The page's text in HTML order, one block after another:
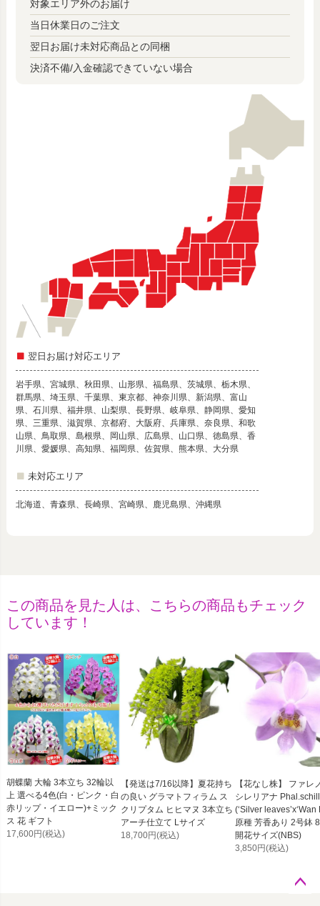
対象エリア外のお届け
当日休業日のご注文
翌日お届け未対応商品との同梱
決済不備/入金確認できていない場合
翌日お届け対応エリア
岩手県、宮城県、秋田県、山形県、福島県、茨城県、栃木県、
群馬県、埼玉県、千葉県、東京都、神奈川県、新潟県、富山
県、石川県、福井県、山梨県、長野県、岐阜県、静岡県、愛知
県、三重県、滋賀県、京都府、大阪府、兵庫県、奈良県、和歌
山県、鳥取県、島根県、岡山県、広島県、山口県、徳島県、香
川県、愛媛県、高知県、福岡県、佐賀県、熊本県、大分県
未対応エリア
北海道、青森県、長崎県、宮崎県、鹿児島県、沖縄県
この商品を見た人は、こちらの商品もチェック
しています！
胡蝶蘭 大輪 3本立ち 32輪以
上 選べる4色(白・ピンク・白
赤リップ・イエロー)+ミック
ス 花 ギフト
17,600円(税込)
【発送は7/16以降】夏花持ち
の良い グラマトフィラム ス
クリプタム ヒヒマヌ 3本立ち
アーチ仕立て Lサイズ
18,700円(税込)
【花なし株】 ファレ
シレリアナ
(‘Silver leaves’x‘Wan
原種 芳香あり 2号鉢
開花サイズ(NBS)
3,850円(税込)